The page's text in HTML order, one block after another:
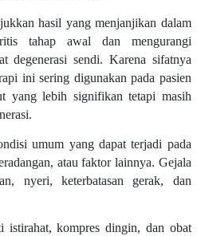
hasil yang menjanjikan dalam
tahap awal dan mengurangi
degenerasi sendi. Karena sifatnya
ini sering digunakan pada pasien
yang lebih signifikan tetapi masih
umum yang dapat terjadi pada
atau faktor lainnya. Gejala
nyeri, keterbatasan gerak, dan
istirahat, kompres dingin, dan obat